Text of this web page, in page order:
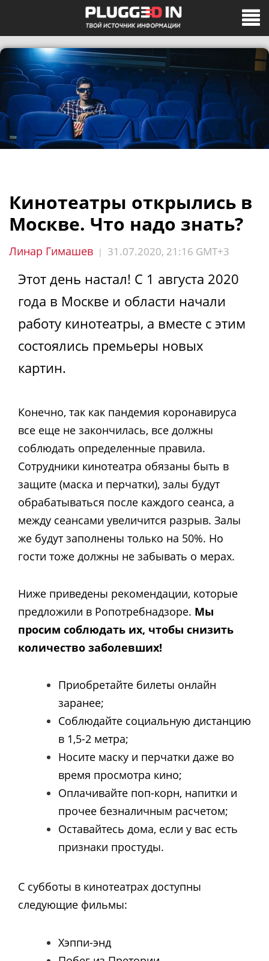
Кинотеатры открылись в
Москве. Что надо знать?
Линар Гимашев | 31.07.2020, 21:16 GMT+3
Этот день настал! С 1 августа 2020
года в Москве и области начали
работу кинотеатры, а вместе с этим
состоялись премьеры новых
картин.
Конечно, так как пандемия коронавируса
все еще не закончилась, все должны
соблюдать определенные правила.
Сотрудники кинотеатра обязаны быть в
защите (маска и перчатки), залы будут
обрабатываться после каждого сеанса, а
между сеансами увеличится разрыв. Залы
же будут заполнены только на 50%. Но
гости тоже должны не забывать о мерах.
Ниже приведены рекомендации, которые
предложили в Ропотребнадзоре. Мы
просим соблюдать их, чтобы снизить
количество заболевших!
Приобретайте билеты онлайн
заранее;
Соблюдайте социальную дистанцию
в 1,5-2 метра;
Носите маску и перчатки даже во
время просмотра кино;
Оплачивайте поп-корн, напитки и
прочее безналичным расчетом;
Оставайтесь дома, если у вас есть
признаки простуды.
С субботы в кинотеатрах доступны
следующие фильмы:
Хэппи-энд